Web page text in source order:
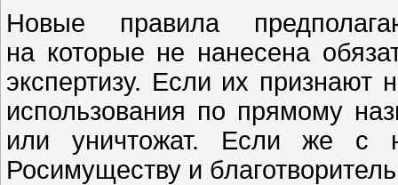
Новые правила
на которые не нанесена
экспертизу. Если их
использования по прямому
или уничтожат. Если же с
Росимуществу и